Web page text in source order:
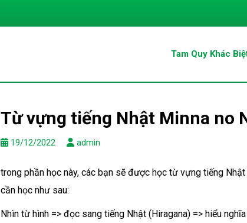
Tam Quy Khác
Từ vựng tiếng Nhật Minna no
19/12/2022 admin
trong phần học này, các bạn sẽ được học từ vựng tiếng
cần học như sau:
Nhìn từ hình => đọc sang tiếng Nhật (Hiragana) => hiểu